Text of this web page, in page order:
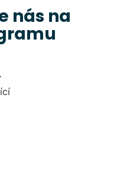
nás na